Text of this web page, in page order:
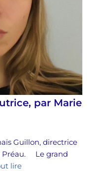
par Marie
Guillon, directrice
Préau. Le grand
lire